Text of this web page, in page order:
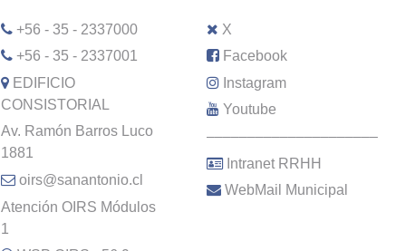
+56 - 35 - 2337000
+56 - 35 - 2337001
EDIFICIO
CONSISTORIAL
Av. Ramón Barros Luco
1881
oirs@sanantonio.cl
Atención OIRS Módulos
1
X
Facebook
Instagram
Youtube
–––––––––––––––––––––
Intranet RRHH
WebMail Municipal